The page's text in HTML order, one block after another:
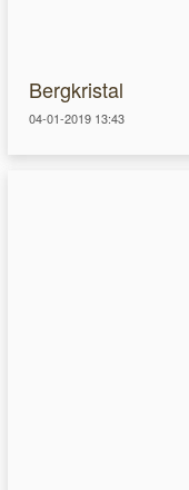
Bergkristal
04-01-2019 13:43